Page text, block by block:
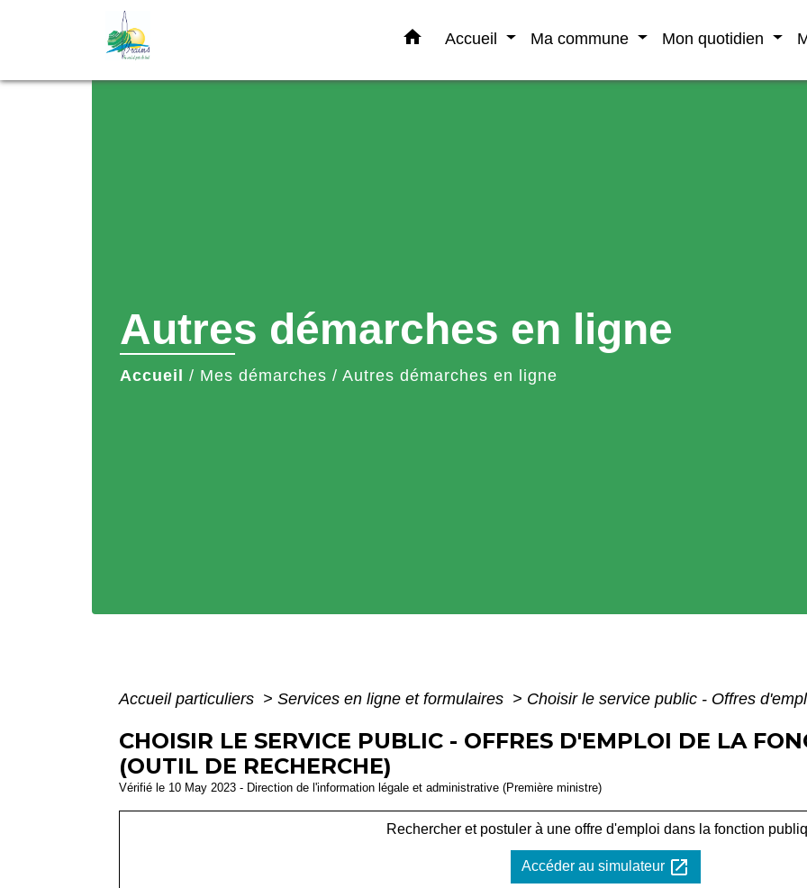
home Accueil Ma commune Mon quotidien
Autres démarches en ligne
Accueil / Mes démarches / Autres démarches en ligne
Accueil particuliers > Services en ligne et formulaires > Choisir le service public - Offres
CHOISIR LE SERVICE PUBLIC - OFFRES D'EMPLOI DE LA
(OUTIL DE RECHERCHE)
Vérifié le 10 May 2023 - Direction de l'information légale et administrative (Première ministre)
Rechercher et postuler à une offre d'emploi dans la fonction
Accéder au simulateur open_in_new